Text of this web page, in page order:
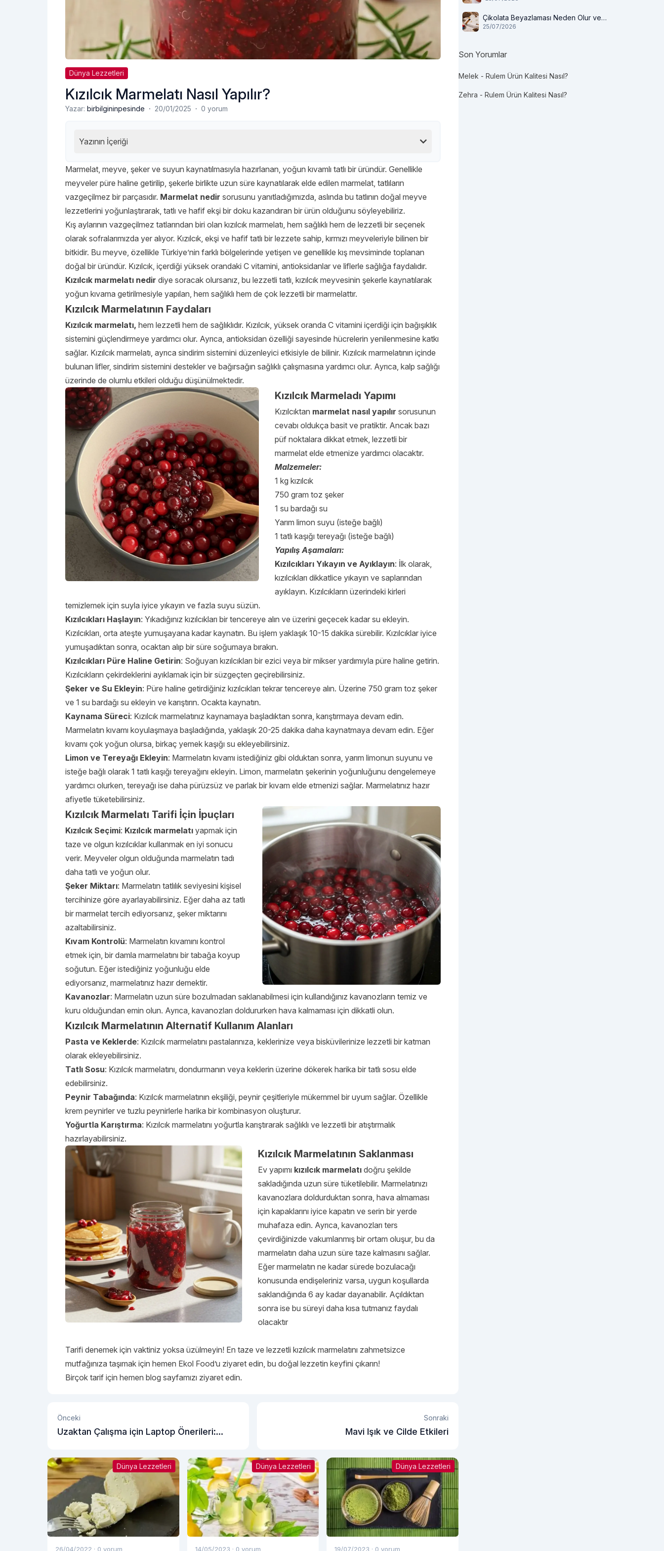
Dünya Lezzetleri
Kızılcık Marmelatı Nasıl Yapılır?
Yazar: birbilgininpesinde · 20/01/2025 · 0 yorum
Yazının İçeriği
Marmelat, meyve, şeker ve suyun kaynatılmasıyla hazırlanan, yoğun kıvamlı tatlı bir üründür. Genellikle
meyveler püre haline getirilip, şekerle birlikte uzun süre kaynatılarak elde edilen marmelat, tatlıların
vazgeçilmez bir parçasıdır. Marmelat nedir sorusunu yanıtladığımızda, aslında bu tatlının doğal meyve
lezzetlerini yoğunlaştırarak, tatlı ve hafif ekşi bir doku kazandıran bir ürün olduğunu söyleyebiliriz.
Kış aylarının vazgeçilmez tatlarından biri olan kızılcık marmelatı, hem sağlıklı hem de lezzetli bir seçenek
olarak sofralarımızda yer alıyor. Kızılcık, ekşi ve hafif tatlı bir lezzete sahip, kırmızı meyveleriyle bilinen bir
bitkidir. Bu meyve, özellikle Türkiye’nin farklı bölgelerinde yetişen ve genellikle kış mevsiminde toplanan
doğal bir üründür. Kızılcık, içerdiği yüksek orandaki C vitamini, antioksidanlar ve liflerle sağlığa faydalıdır.
Kızılcık marmelatı nedir diye soracak olursanız, bu lezzetli tatlı, kızılcık meyvesinin şekerle kaynatılarak
yoğun kıvama getirilmesiyle yapılan, hem sağlıklı hem de çok lezzetli bir marmelattır.
Kızılcık Marmelatının Faydaları
Kızılcık marmelatı, hem lezzetli hem de sağlıklıdır. Kızılcık, yüksek oranda C vitamini içerdiği için bağışıklık
sistemini güçlendirmeye yardımcı olur. Ayrıca, antioksidan özelliği sayesinde hücrelerin yenilenmesine katkı
sağlar. Kızılcık marmelatı, ayrıca sindirim sistemini düzenleyici etkisiyle de bilinir. Kızılcık marmelatının içinde
bulunan lifler, sindirim sistemini destekler ve bağırsağın sağlıklı çalışmasına yardımcı olur. Ayrıca, kalp sağlığı
üzerinde de olumlu etkileri olduğu düşünülmektedir.
Kızılcık Marmeladı Yapımı
Kızılcıktan marmelat nasıl yapılır sorusunun
cevabı oldukça basit ve pratiktir. Ancak bazı
püf noktalara dikkat etmek, lezzetli bir
marmelat elde etmenize yardımcı olacaktır.
Malzemeler:
1 kg kızılcık
750 gram toz şeker
1 su bardağı su
Yarım limon suyu (isteğe bağlı)
1 tatlı kaşığı tereyağı (isteğe bağlı)
Yapılış Aşamaları:
Kızılcıkları Yıkayın ve Ayıklayın: İlk olarak,
kızılcıkları dikkatlice yıkayın ve saplarından
ayıklayın. Kızılcıkların üzerindeki kirleri
temizlemek için suyla iyice yıkayın ve fazla suyu süzün.
Kızılcıkları Haşlayın: Yıkadığınız kızılcıkları bir tencereye alın ve üzerini geçecek kadar su ekleyin.
Kızılcıkları, orta ateşte yumuşayana kadar kaynatın. Bu işlem yaklaşık 10-15 dakika sürebilir. Kızılcıklar iyice
yumuşadıktan sonra, ocaktan alıp bir süre soğumaya bırakın.
Kızılcıkları Püre Haline Getirin: Soğuyan kızılcıkları bir ezici veya bir mikser yardımıyla püre haline getirin.
Kızılcıkların çekirdeklerini ayıklamak için bir süzgeçten geçirebilirsiniz.
Şeker ve Su Ekleyin: Püre haline getirdiğiniz kızılcıkları tekrar tencereye alın. Üzerine 750 gram toz şeker
ve 1 su bardağı su ekleyin ve karıştırın. Ocakta kaynatın.
Kaynama Süreci: Kızılcık marmelatınız kaynamaya başladıktan sonra, karıştırmaya devam edin.
Marmelatın kıvamı koyulaşmaya başladığında, yaklaşık 20-25 dakika daha kaynatmaya devam edin. Eğer
kıvamı çok yoğun olursa, birkaç yemek kaşığı su ekleyebilirsiniz.
Limon ve Tereyağı Ekleyin: Marmelatın kıvamı istediğiniz gibi olduktan sonra, yarım limonun suyunu ve
isteğe bağlı olarak 1 tatlı kaşığı tereyağını ekleyin. Limon, marmelatın şekerinin yoğunluğunu dengelemeye
yardımcı olurken, tereyağı ise daha pürüzsüz ve parlak bir kıvam elde etmenizi sağlar. Marmelatınız hazır
afiyetle tüketebilirsiniz.
Kızılcık Marmelatı Tarifi İçin İpuçları
Kızılcık Seçimi: Kızılcık marmelatı yapmak için
taze ve olgun kızılcıklar kullanmak en iyi sonucu
verir. Meyveler olgun olduğunda marmelatın tadı
daha tatlı ve yoğun olur.
Şeker Miktarı: Marmelatın tatlılık seviyesini kişisel
tercihinize göre ayarlayabilirsiniz. Eğer daha az tatlı
bir marmelat tercih ediyorsanız, şeker miktarını
azaltabilirsiniz.
Kıvam Kontrolü: Marmelatın kıvamını kontrol
etmek için, bir damla marmelatını bir tabağa koyup
soğutun. Eğer istediğiniz yoğunluğu elde
ediyorsanız, marmelatınız hazır demektir.
Kavanozlar: Marmelatın uzun süre bozulmadan saklanabilmesi için kullandığınız kavanozların temiz ve
kuru olduğundan emin olun. Ayrıca, kavanozları doldururken hava kalmaması için dikkatli olun.
Kızılcık Marmelatının Alternatif Kullanım Alanları
Pasta ve Keklerde: Kızılcık marmelatını pastalarınıza, keklerinize veya bisküvilerinize lezzetli bir katman
olarak ekleyebilirsiniz.
Tatlı Sosu: Kızılcık marmelatını, dondurmanın veya keklerin üzerine dökerek harika bir tatlı sosu elde
edebilirsiniz.
Peynir Tabağında: Kızılcık marmelatının ekşiliği, peynir çeşitleriyle mükemmel bir uyum sağlar. Özellikle
krem peynirler ve tuzlu peynirlerle harika bir kombinasyon oluşturur.
Yoğurtla Karıştırma: Kızılcık marmelatını yoğurtla karıştırarak sağlıklı ve lezzetli bir atıştırmalık
hazırlayabilirsiniz.
Kızılcık Marmelatının Saklanması
Ev yapımı kızılcık marmelatı doğru şekilde
sakladığında uzun süre tüketilebilir. Marmelatınızı
kavanozlara doldurduktan sonra, hava almaması
için kapaklarını iyice kapatın ve serin bir yerde
muhafaza edin. Ayrıca, kavanozları ters
çevirdiğinizde vakumlanmış bir ortam oluşur, bu da
marmelatın daha uzun süre taze kalmasını sağlar.
Eğer marmelatın ne kadar sürede bozulacağı
konusunda endişeleriniz varsa, uygun koşullarda
saklandığında 6 ay kadar dayanabilir. Açıldıktan
sonra ise bu süreyi daha kısa tutmanız faydalı
olacaktır
Tarifi denemek için vaktiniz yoksa üzülmeyin! En taze ve lezzetli kızılcık marmelatını zahmetsizce
mutfağınıza taşımak için hemen Ekol Food’u ziyaret edin, bu doğal lezzetin keyfini çıkarın!
Birçok tarif için hemen blog sayfamızı ziyaret edin.
Önceki
Uzaktan Çalışma için Laptop Önerileri:
Sonraki
Mavi Işık ve Cilde Etkileri
Dünya Lezzetleri
26/04/2022 · 0 yorum
Dünya Lezzetleri
14/05/2023 · 0 yorum
Dünya Lezzetleri
19/07/2023 · 0 yorum
Çikolata Beyazlaması Neden Olur ve
Tüketilir mi?
25/07/2026
Son Yorumlar
Melek - Rulem Ürün Kalitesi Nasıl?
Zehra - Rulem Ürün Kalitesi Nasıl?